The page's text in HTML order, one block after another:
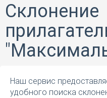
Склонение
Наш сервис
удобного поиска